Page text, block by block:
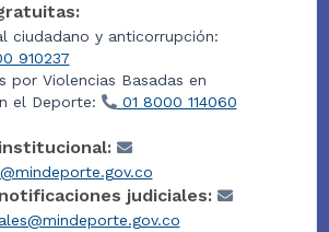
ciudadano y anticorrupción:
910237
por Violencias Basadas en
el Deporte:
01 8000 114060
judiciales: